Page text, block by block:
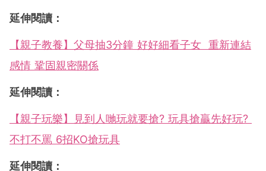
延伸閱讀：
【親子教養】父母抽3分鐘 好好細看子女 重新連結
感情 鞏固親密關係
延伸閱讀：
【親子玩樂】見到人哋玩就要搶? 玩具搶贏先好玩?
不打不罵 6招KO搶玩具
延伸閱讀：